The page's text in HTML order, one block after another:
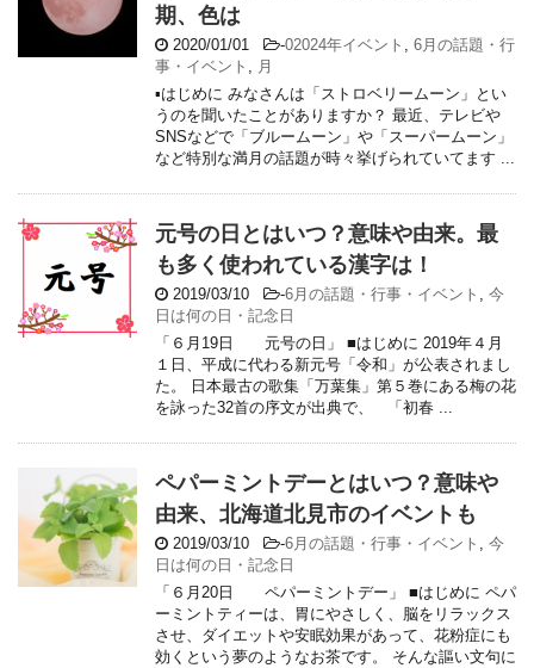
期、色は
2020/01/01 -02024年イベント , 6月の話題・行
事・イベント , 月
▪はじめに みなさんは「ストロベリームーン」とい
うのを聞いたことがありますか？ 最近、テレビや
SNSなどで「ブルームーン」や「スーパームーン」
など特別な満月の話題が時々挙げられていてます ...
元号の日とはいつ？意味や由来。最
も多く使われている漢字は！
2019/03/10 -6月の話題・行事・イベント , 今
日は何の日・記念日
「６月19日 元号の日」 ■はじめに 2019年４月
１日、平成に代わる新元号「令和」が公表されまし
た。 日本最古の歌集「万葉集」第５巻にある梅の花
を詠った32首の序文が出典で、 「初春 ...
ペパーミントデーとはいつ？意味や
由来、北海道北見市のイベントも
2019/03/10 -6月の話題・行事・イベント , 今
日は何の日・記念日
「６月20日 ペパーミントデー」 ■はじめに ペパ
ーミントティーは、胃にやさしく、脳をリラックス
させ、ダイエットや安眠効果があって、花粉症にも
効くという夢のようなお茶です。 そんな謳い文句に